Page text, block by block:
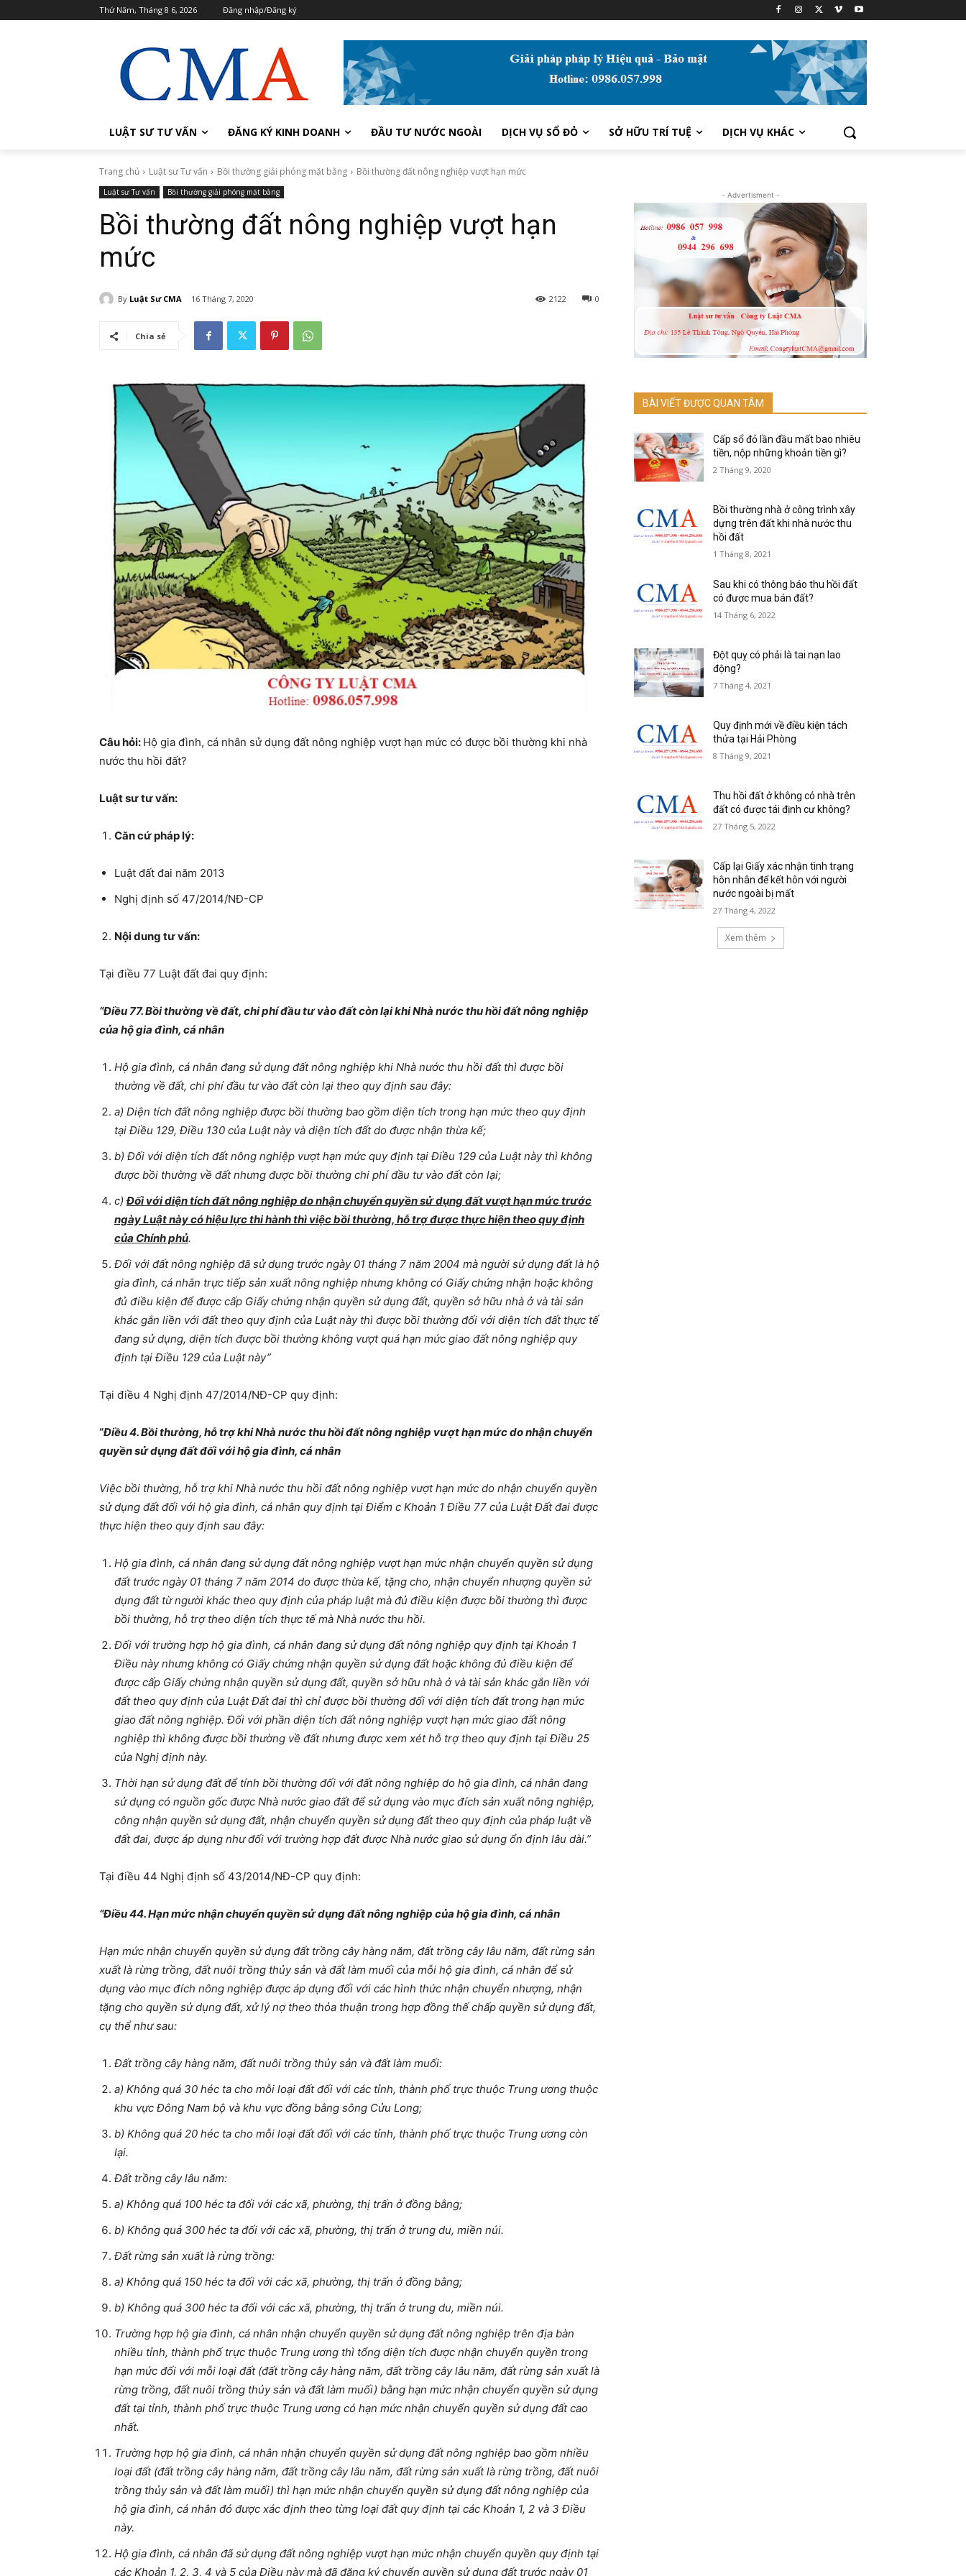
Thứ Năm, Tháng 8 6, 2026 Đăng nhập/Đăng ký
LUẬT SƯ TƯ VẤN ĐĂNG KÝ KINH DOANH ĐẦU TƯ NƯỚC NGOÀI DỊCH VỤ SỔ ĐỎ SỞ HỮU TRÍ TUỆ DỊCH VỤ KHÁC
Trang chủ Luật sư Tư vấn Bồi thường giải phóng mặt bằng Bồi thường đất nông nghiệp vượt hạn mức
Luật sư Tư vấn Bồi thường giải phóng mặt bằng
Bồi thường đất nông nghiệp vượt hạn
mức
By Luật Sư CMA 16 Tháng 7, 2020 0
2122
Chia sẻ
Câu hỏi: Hộ gia đình, cá nhân sử dụng đất nông nghiệp vượt hạn mức có được bồi thường khi nhà
nước thu hồi đất?
Luật sư tư vấn:
Căn cứ pháp lý:
Luật đất đai năm 2013
Nghị định số 47/2014/NĐ-CP
Nội dung tư vấn:
Tại điều 77 Luật đất đai quy định:
“Điều 77. Bồi thường về đất, chi phí đầu tư vào đất còn lại khi Nhà nước thu hồi đất nông nghiệp
của hộ gia đình, cá nhân
Hộ gia đình, cá nhân đang sử dụng đất nông nghiệp khi Nhà nước thu hồi đất thì được bồi
thường về đất, chi phí đầu tư vào đất còn lại theo quy định sau đây:
a) Diện tích đất nông nghiệp được bồi thường bao gồm diện tích trong hạn mức theo quy định
tại Điều 129, Điều 130 của Luật này và diện tích đất do được nhận thừa kế;
b) Đối với diện tích đất nông nghiệp vượt hạn mức quy định tại Điều 129 của Luật này thì không
được bồi thường về đất nhưng được bồi thường chi phí đầu tư vào đất còn lại;
c)Đối với diện tích đất nông nghiệp do nhận chuyển quyền sử dụng đất vượt hạn mức trước
ngày Luật này có hiệu lực thi hành thì việc bồi thường, hỗ trợ được thực hiện theo quy định
của Chính phủ.
Đối với đất nông nghiệp đã sử dụng trước ngày 01 tháng 7 năm 2004 mà người sử dụng đất là hộ
gia đình, cá nhân trực tiếp sản xuất nông nghiệp nhưng không có Giấy chứng nhận hoặc không
đủ điều kiện để được cấp Giấy chứng nhận quyền sử dụng đất, quyền sở hữu nhà ở và tài sản
khác gắn liền với đất theo quy định của Luật này thì được bồi thường đối với diện tích đất thực tế
đang sử dụng, diện tích được bồi thường không vượt quá hạn mức giao đất nông nghiệp quy
định tại Điều 129 của Luật này”
Tại điều 4 Nghị định 47/2014/NĐ-CP quy định:
“Điều 4. Bồi thường, hỗ trợ khi Nhà nước thu hồi đất nông nghiệp vượt hạn mức do nhận chuyển
quyền sử dụng đất đối với hộ gia đình, cá nhân
Việc bồi thường, hỗ trợ khi Nhà nước thu hồi đất nông nghiệp vượt hạn mức do nhận chuyển quyền
sử dụng đất đối với hộ gia đình, cá nhân quy định tại Điểm c Khoản 1 Điều 77 của Luật Đất đai được
thực hiện theo quy định sau đây:
Hộ gia đình, cá nhân đang sử dụng đất nông nghiệp vượt hạn mức nhận chuyển quyền sử dụng
đất trước ngày 01 tháng 7 năm 2014 do được thừa kế, tặng cho, nhận chuyển nhượng quyền sử
dụng đất từ người khác theo quy định của pháp luật mà đủ điều kiện được bồi thường thì được
bồi thường, hỗ trợ theo diện tích thực tế mà Nhà nước thu hồi.
Đối với trường hợp hộ gia đình, cá nhân đang sử dụng đất nông nghiệp quy định tại Khoản 1
Điều này nhưng không có Giấy chứng nhận quyền sử dụng đất hoặc không đủ điều kiện để
được cấp Giấy chứng nhận quyền sử dụng đất, quyền sở hữu nhà ở và tài sản khác gắn liền với
đất theo quy định của Luật Đất đai thì chỉ được bồi thường đối với diện tích đất trong hạn mức
giao đất nông nghiệp. Đối với phần diện tích đất nông nghiệp vượt hạn mức giao đất nông
nghiệp thì không được bồi thường về đất nhưng được xem xét hỗ trợ theo quy định tại Điều 25
của Nghị định này.
Thời hạn sử dụng đất để tính bồi thường đối với đất nông nghiệp do hộ gia đình, cá nhân đang
sử dụng có nguồn gốc được Nhà nước giao đất để sử dụng vào mục đích sản xuất nông nghiệp,
công nhận quyền sử dụng đất, nhận chuyển quyền sử dụng đất theo quy định của pháp luật về
đất đai, được áp dụng như đối với trường hợp đất được Nhà nước giao sử dụng ổn định lâu dài.”
Tại điều 44 Nghị định số 43/2014/NĐ-CP quy định:
“Điều 44. Hạn mức nhận chuyển quyền sử dụng đất nông nghiệp của hộ gia đình, cá nhân
Hạn mức nhận chuyển quyền sử dụng đất trồng cây hàng năm, đất trồng cây lâu năm, đất rừng sản
xuất là rừng trồng, đất nuôi trồng thủy sản và đất làm muối của mỗi hộ gia đình, cá nhân để sử
dụng vào mục đích nông nghiệp được áp dụng đối với các hình thức nhận chuyển nhượng, nhận
tặng cho quyền sử dụng đất, xử lý nợ theo thỏa thuận trong hợp đồng thế chấp quyền sử dụng đất,
cụ thể như sau:
Đất trồng cây hàng năm, đất nuôi trồng thủy sản và đất làm muối:
a) Không quá 30 héc ta cho mỗi loại đất đối với các tỉnh, thành phố trực thuộc Trung ương thuộc
khu vực Đông Nam bộ và khu vực đồng bằng sông Cửu Long;
b) Không quá 20 héc ta cho mỗi loại đất đối với các tỉnh, thành phố trực thuộc Trung ương còn
lại.
Đất trồng cây lâu năm:
a) Không quá 100 héc ta đối với các xã, phường, thị trấn ở đồng bằng;
b) Không quá 300 héc ta đối với các xã, phường, thị trấn ở trung du, miền núi.
Đất rừng sản xuất là rừng trồng:
a) Không quá 150 héc ta đối với các xã, phường, thị trấn ở đồng bằng;
b) Không quá 300 héc ta đối với các xã, phường, thị trấn ở trung du, miền núi.
Trường hợp hộ gia đình, cá nhân nhận chuyển quyền sử dụng đất nông nghiệp trên địa bàn
nhiều tỉnh, thành phố trực thuộc Trung ương thì tổng diện tích được nhận chuyển quyền trong
hạn mức đối với mỗi loại đất (đất trồng cây hàng năm, đất trồng cây lâu năm, đất rừng sản xuất là
rừng trồng, đất nuôi trồng thủy sản và đất làm muối) bằng hạn mức nhận chuyển quyền sử dụng
đất tại tỉnh, thành phố trực thuộc Trung ương có hạn mức nhận chuyển quyền sử dụng đất cao
nhất.
Trường hợp hộ gia đình, cá nhân nhận chuyển quyền sử dụng đất nông nghiệp bao gồm nhiều
loại đất (đất trồng cây hàng năm, đất trồng cây lâu năm, đất rừng sản xuất là rừng trồng, đất nuôi
trồng thủy sản và đất làm muối) thì hạn mức nhận chuyển quyền sử dụng đất nông nghiệp của
hộ gia đình, cá nhân đó được xác định theo từng loại đất quy định tại các Khoản 1, 2 và 3 Điều
này.
Hộ gia đình, cá nhân đã sử dụng đất nông nghiệp vượt hạn mức nhận chuyển quyền quy định tại
các Khoản 1, 2, 3, 4 và 5 của Điều này mà đã đăng ký chuyển quyền sử dụng đất trước ngày 01
- Advertisment -
BÀI VIẾT ĐƯỢC QUAN TÂM
Cấp sổ đỏ lần đầu mất bao nhiêu
tiền, nộp những khoản tiền gì?
2 Tháng 9, 2020
Bồi thường nhà ở công trình xây
dựng trên đất khi nhà nước thu
hồi đất
1 Tháng 8, 2021
Sau khi có thông báo thu hồi đất
có được mua bán đất?
14 Tháng 6, 2022
Đột quỵ có phải là tai nạn lao
động?
7 Tháng 4, 2021
Quy định mới về điều kiện tách
thửa tại Hải Phòng
8 Tháng 9, 2021
Thu hồi đất ở không có nhà trên
đất có được tái định cư không?
27 Tháng 5, 2022
Cấp lại Giấy xác nhận tình trạng
hôn nhân để kết hôn với người
nước ngoài bị mất
27 Tháng 4, 2022
Xem thêm